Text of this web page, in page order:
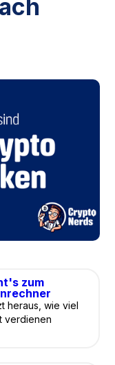
zum
heraus, wie viel
verdienen